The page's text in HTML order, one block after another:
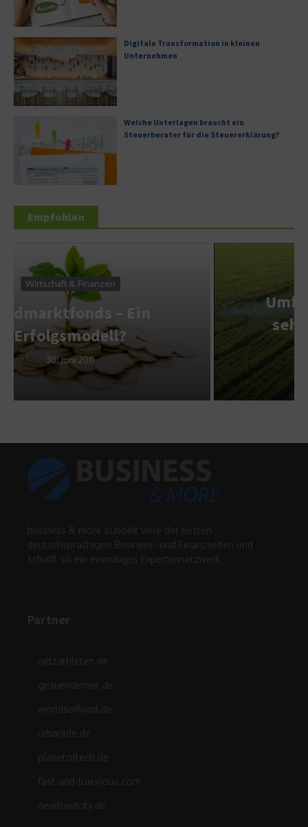
Digitale Transformation in kleinen
Unternehmen
Welche Unterlagen braucht ein
Steuerberater für die Steuererklärung?
Empfohlen
Landwirtschaft & Umwelt
Umfrage: Bundesbürger
sehen Landwirtschaft
positiv
6. Januar 2014
business & more bündelt viele der besten
deutschsprachigen Business -und Finanzseiten und
schafft so ein einmaliges Expertennetzwerk.
Partner
netzathleten.de
gesuendernet.de
worldsoffood.de
urbanlife.de
planetoftech.de
fast-and-luxurious.com
newfoodcity.de